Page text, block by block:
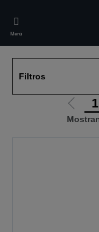
main
content
Menú
Filtros
Ir
a
1